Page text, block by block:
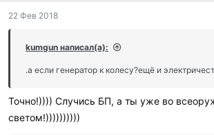
а
и
и
22 Фев 2018
kumgun написал(а):
.а если генератор к колесу?ещё и
Точно!)))) Случись БП, а ты уже во
светом!))))))))))